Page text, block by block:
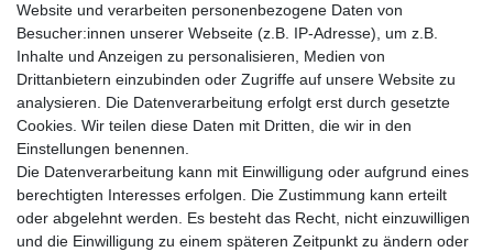
Newsletter
Honig
Hiermit bestätige ich, dass ich dieDaten­schutz­erklärunggelesen habe. Meine
Einwilligung kann ich jederzeit widerrufen.**
** Hierbei handelt es sich um ein Pflichtfeld.
Website und verarbeiten personenbezogene Daten von
Besucher:innen unserer Webseite (z.B. IP-Adresse), um z.B.
Inhalte und Anzeigen zu personalisieren, Medien von
Drittanbietern einzubinden oder Zugriffe auf unsere Website zu
analysieren. Die Datenverarbeitung erfolgt erst durch gesetzte
Cookies. Wir teilen diese Daten mit Dritten, die wir in den
Einstellungen benennen.
Die Datenverarbeitung kann mit Einwilligung oder aufgrund eines
berechtigten Interesses erfolgen. Die Zustimmung kann erteilt
oder abgelehnt werden. Es besteht das Recht, nicht einzuwilligen
und die Einwilligung zu einem späteren Zeitpunkt zu ändern oder